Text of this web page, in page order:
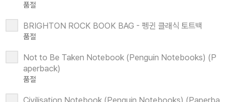
품절
BRIGHTON ROCK BOOK BAG - 펭귄 클래식 토트백
품절
Not to Be Taken Notebook (Penguin Notebooks) (P
aperback)
품절